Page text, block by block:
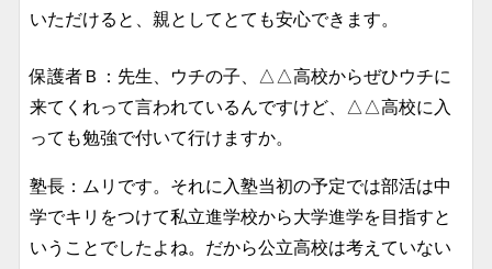
いただけると、親としてとても安心できます。
保護者Ｂ：先生、ウチの子、△△高校からぜひウチに
来てくれって言われているんですけど、△△高校に入
っても勉強で付いて行けますか。
塾長：ムリです。それに入塾当初の予定では部活は中
学でキリをつけて私立進学校から大学進学を目指すと
いうことでしたよね。だから公立高校は考えていない